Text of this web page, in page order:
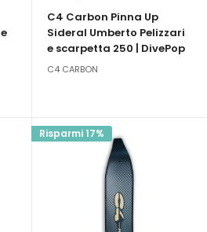
C4 Carbon Pinna Up
Sideral Umberto Pelizzari
e scarpetta 250 | DivePop
C4 CARBON
Risparmi 17%